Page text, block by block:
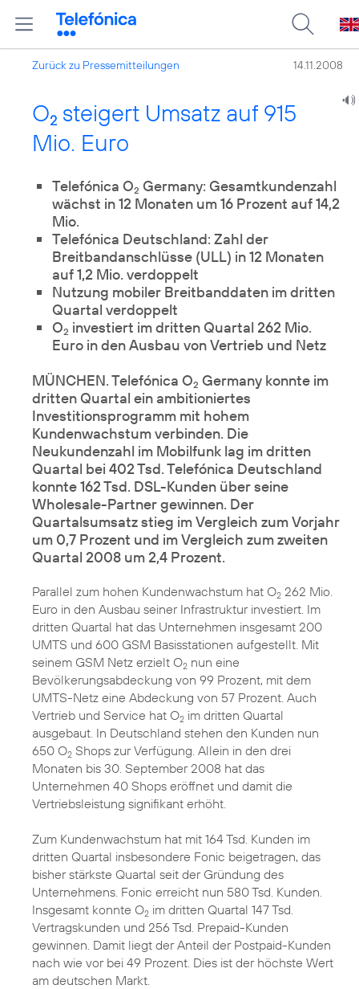
Zurück zu Pressemitteilungen 14.11.2008
O2 steigert Umsatz auf 915
Mio. Euro
Telefónica O2 Germany: Gesamtkundenzahl
wächst in 12 Monaten um 16 Prozent auf 14,2
Mio.
Telefónica Deutschland: Zahl der
Breitbandanschlüsse (ULL) in 12 Monaten
auf 1,2 Mio. verdoppelt
Nutzung mobiler Breitbanddaten im dritten
Quartal verdoppelt
O2 investiert im dritten Quartal 262 Mio.
Euro in den Ausbau von Vertrieb und Netz
MÜNCHEN. Telefónica O2 Germany konnte im
dritten Quartal ein ambitioniertes
Investitionsprogramm mit hohem
Kundenwachstum verbinden. Die
Neukundenzahl im Mobilfunk lag im dritten
Quartal bei 402 Tsd. Telefónica Deutschland
konnte 162 Tsd. DSL-Kunden über seine
Wholesale-Partner gewinnen. Der
Quartalsumsatz stieg im Vergleich zum Vorjahr
um 0,7 Prozent und im Vergleich zum zweiten
Quartal 2008 um 2,4 Prozent.
Parallel zum hohen Kundenwachstum hat O2 262 Mio.
Euro in den Ausbau seiner Infrastruktur investiert. Im
dritten Quartal hat das Unternehmen insgesamt 200
UMTS und 600 GSM Basisstationen aufgestellt. Mit
seinem GSM Netz erzielt O2 nun eine
Bevölkerungsabdeckung von 99 Prozent, mit dem
UMTS-Netz eine Abdeckung von 57 Prozent. Auch
Vertrieb und Service hat O2 im dritten Quartal
ausgebaut. In Deutschland stehen den Kunden nun
650 O2 Shops zur Verfügung. Allein in den drei
Monaten bis 30. September 2008 hat das
Unternehmen 40 Shops eröffnet und damit die
Vertriebsleistung signifikant erhöht.
Zum Kundenwachstum hat mit 164 Tsd. Kunden im
dritten Quartal insbesondere Fonic beigetragen, das
bisher stärkste Quartal seit der Gründung des
Unternehmens. Fonic erreicht nun 580 Tsd. Kunden.
Insgesamt konnte O2 im dritten Quartal 147 Tsd.
Vertragskunden und 256 Tsd. Prepaid-Kunden
gewinnen. Damit liegt der Anteil der Postpaid-Kunden
nach wie vor bei 49 Prozent. Dies ist der höchste Wert
am deutschen Markt.